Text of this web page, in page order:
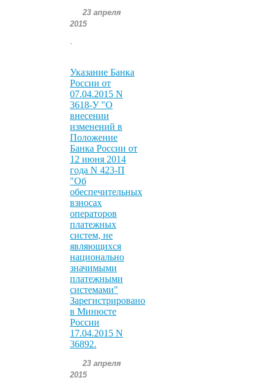
23 апреля
2015
.
Указание Банка
России от
07.04.2015 N
3618-У "О
внесении
изменений в
Положение
Банка России от
12 июня 2014
года N 423-П
"Об
обеспечительных
взносах
операторов
платежных
систем, не
являющихся
национально
значимыми
платежными
системами"
Зарегистрировано
в Минюсте
России
17.04.2015 N
36892.
23 апреля
2015